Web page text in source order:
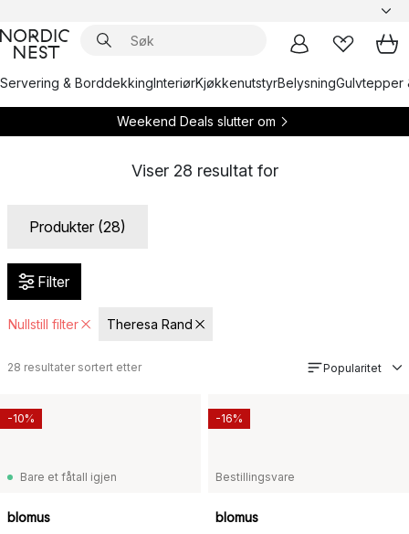
Servering & BorddekkingInteriørKjøkkenutstyrBelysningGulvtepper
Weekend Deals slutter om
Viser 28 resultat for
Produkter (28)
Filter
Nullstill filter Theresa Rand
28 resultater sortert etter Popularitet
Bare et fåtall igjen
blomus
-10%
Bestillingsvare
blomus
-16%